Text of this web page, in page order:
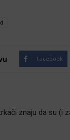
Facebook
znaju da su (i